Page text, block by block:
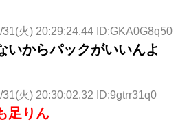
31(火) 20:29:24.44 ID:GKA0G8q50
いからパックがいいんよ
31(火) 20:30:02.32 ID:9gtrr31q0
足りん